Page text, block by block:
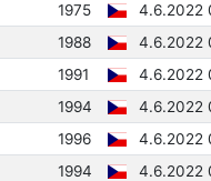
1975
4.6.2022
1988
4.6.2022
1991
4.6.2022
1994
4.6.2022
1996
4.6.2022
1994
4.6.2022